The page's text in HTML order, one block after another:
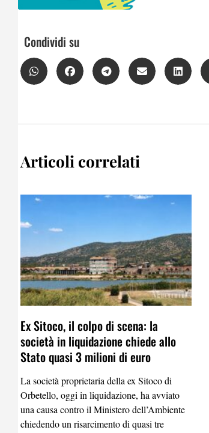
Condividi su
Articoli correlati
Ex Sitoco, il colpo di scena: la
società in liquidazione chiede allo
Stato quasi 3 milioni di euro
La società proprietaria della ex Sitoco di
Orbetello, oggi in liquidazione, ha avviato
una causa contro il Ministero dell’Ambiente
chiedendo un risarcimento di quasi tre